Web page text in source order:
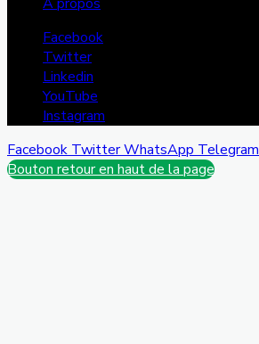
Facebook
Twitter
Linkedin
YouTube
Instagram
Facebook TwitterWhatsApp Telegram
Bouton retour en haut de la page